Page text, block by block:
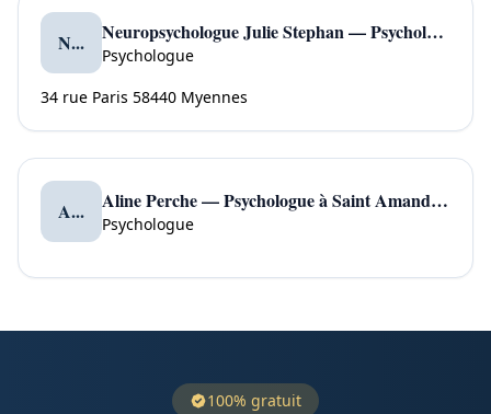
N... Neuropsychologue Julie Stephan — Psychologue à Myennes
Psychologue
34 rue Paris 58440 Myennes
A... Aline Perche — Psychologue à Saint Amand en Puisaye
Psychologue
100% gratuit